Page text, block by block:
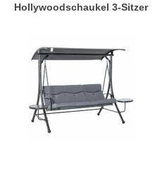
Hollywoodschaukel 3-Sitzer